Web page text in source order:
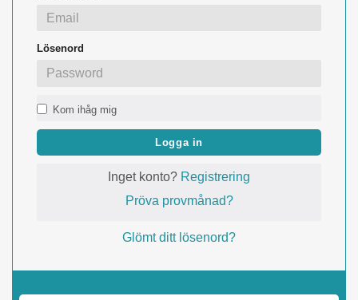
Lösenord
Kom ihåg mig
Logga in
Inget konto? Registrering
Pröva provmånad?
Glömt ditt lösenord?